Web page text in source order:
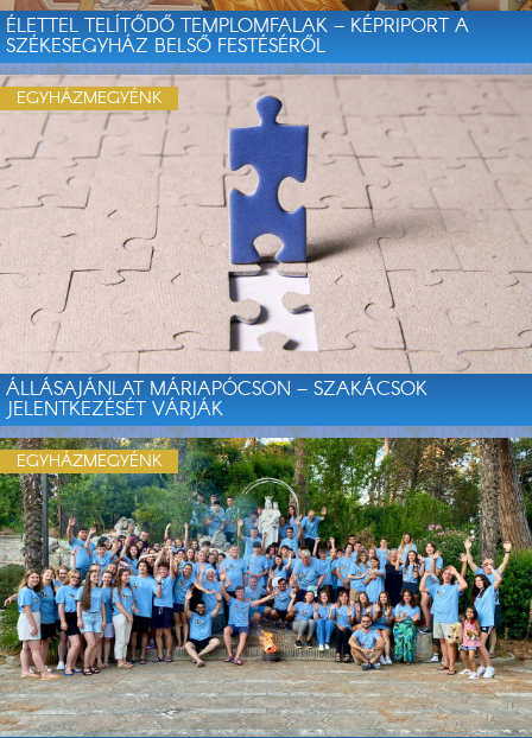
ÉLETTEL TELÍTŐDŐ TEMPLOMFALAK – KÉPRIPORT A
SZÉKESEGYHÁZ BELSŐ FESTÉSÉRŐL
ÁLLÁSAJÁNLAT MÁRIAPÓCSON – SZAKÁCSOK
JELENTKEZÉSÉT VÁRJÁK
EGYHÁZMEGYÉNK
EGYHÁZMEGYÉNK